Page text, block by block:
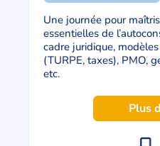
Une journée pour
essentielles de
cadre juridique,
(TURPE, taxes), PMO,
etc.
Plus